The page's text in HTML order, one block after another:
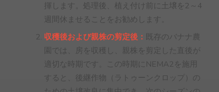
揮します。処理後、植え付け前に土壌を2～4
週間休ませることをお勧めします。
収穫後および親株の剪定後： 既存のバナナ農
園では、房を収穫し、親株を剪定した直後が
適切な時期です。この時期にNEMA2を施用
すると、後継作物（ラトゥーンクロップ）の